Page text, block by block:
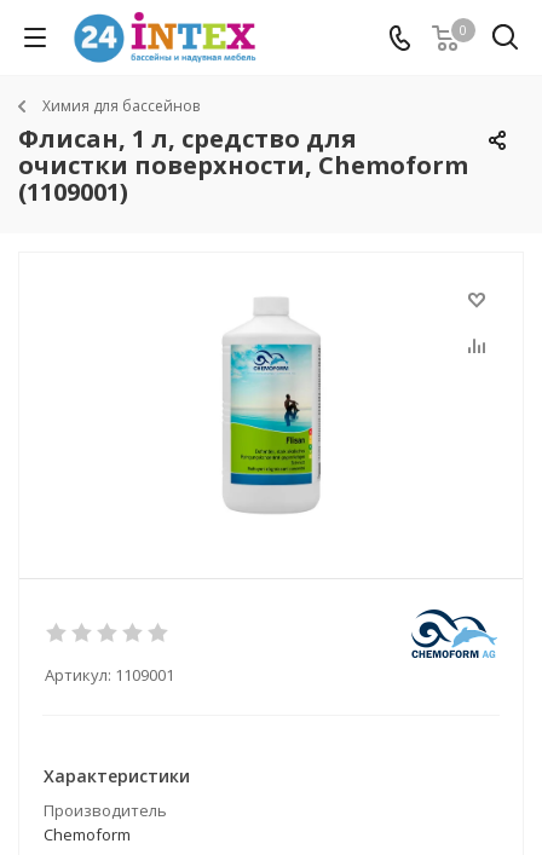
0
Химия для бассейнов
Флисан, 1 л, средство для
очистки поверхности, Chemoform
(1109001)
Артикул: 1109001
Характеристики
Производитель
Chemoform